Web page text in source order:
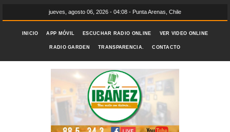
jueves, agosto 06, 2026 - 04:08 - Punta Arenas, Chile
INICIO APP MÓVIL ESCUCHAR RADIO ONLINE VER VIDEO ONLINE
RADIO GARDEN TRANSPARENCIA. CONTACTO